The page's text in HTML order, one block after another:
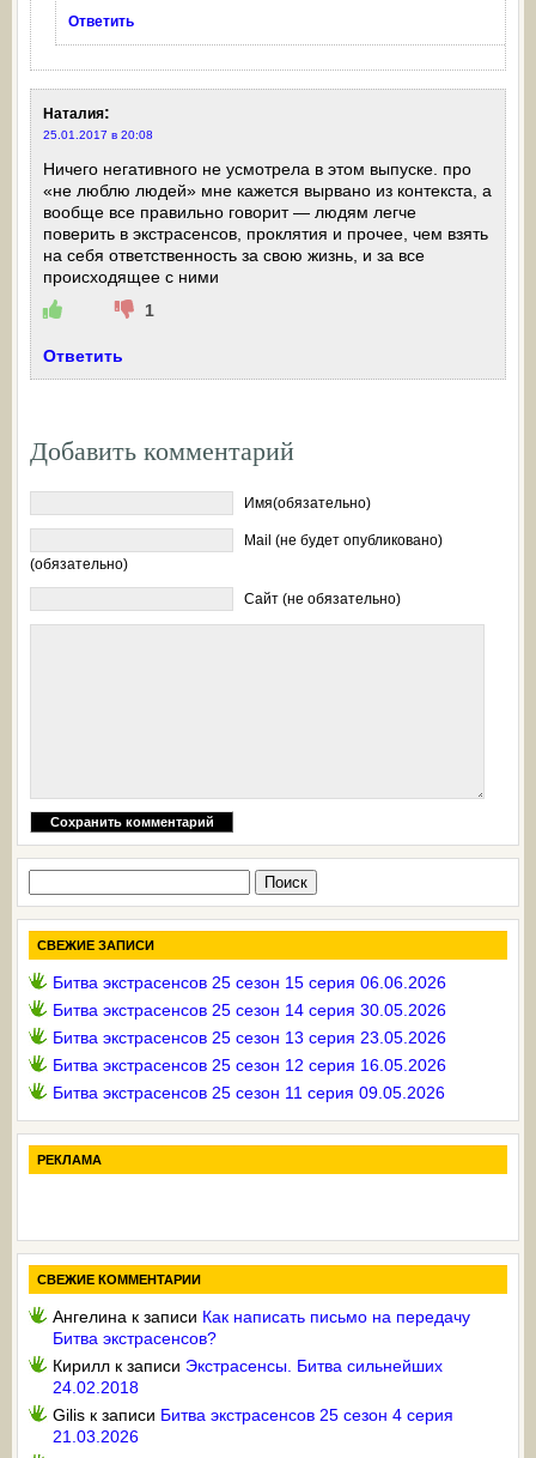
Ответить
Наталия:
25.01.2017 в 20:08
Ничего негативного не усмотрела в этом выпуске. про
«не люблю людей» мне кажется вырвано из контекста, а
вообще все правильно говорит — людям легче
поверить в экстрасенсов, проклятия и прочее, чем взять
на себя ответственность за свою жизнь, и за все
происходящее с ними
1
Ответить
Добавить комментарий
Имя(обязательно)
Mail (не будет опубликовано)
(обязательно)
Сайт (не обязательно)
СВЕЖИЕ ЗАПИСИ
Битва экстрасенсов 25 сезон 15 серия 06.06.2026
Битва экстрасенсов 25 сезон 14 серия 30.05.2026
Битва экстрасенсов 25 сезон 13 серия 23.05.2026
Битва экстрасенсов 25 сезон 12 серия 16.05.2026
Битва экстрасенсов 25 сезон 11 серия 09.05.2026
РЕКЛАМА
СВЕЖИЕ КОММЕНТАРИИ
Ангелина к записи Как написать письмо на передачу
Битва экстрасенсов?
Кирилл к записи Экстрасенсы. Битва сильнейших
24.02.2018
Gilis к записи Битва экстрасенсов 25 сезон 4 серия
21.03.2026